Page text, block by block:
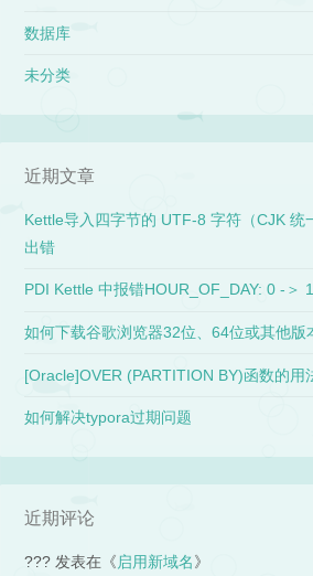
数据库
未分类
近期文章
Kettle导入四字节的 UTF-8 字符（CJK 统
出错
PDI Kettle 中报错HOUR_OF_DAY: 0 -＞
如何下载谷歌浏览器32位、64位或其他版
[Oracle]OVER (PARTITION BY)函数的用
如何解决typora过期问题
近期评论
??? 发表在《启用新域名》